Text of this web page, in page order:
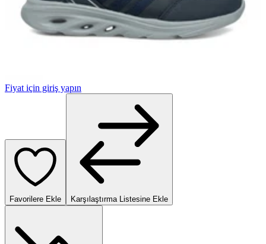
Fiyat için giriş yapın
Favorilere Ekle Karşılaştırma Listesine Ekle